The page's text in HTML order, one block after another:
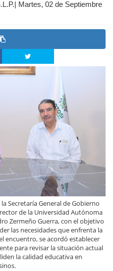
Martes, 02 de Septiembre
Secretaría General de Gobierno
de la Universidad Autónoma
Zermeño Guerra, con el objetivo
las necesidades que enfrenta la
encuentro, se acordó establecer
para revisar la situación actual
la calidad educativa en